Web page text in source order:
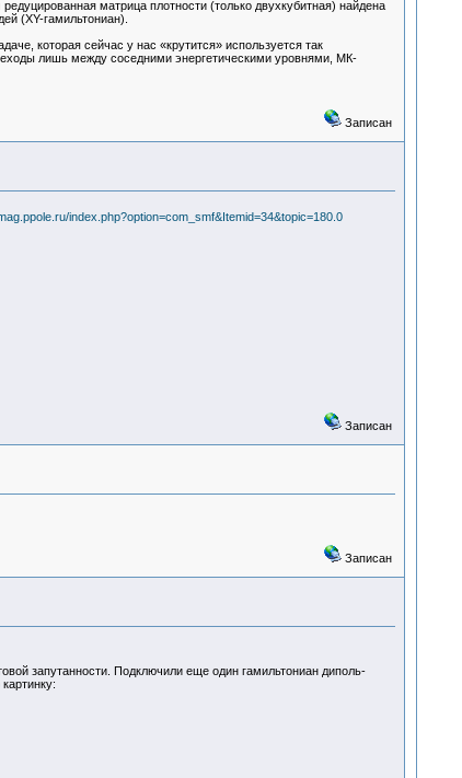
матрица плотности (только двухкубитная) найдена
(XY-гамильтониан).
которая сейчас у нас «крутится» используется так
лишь между соседними энергетическими уровнями, МК-
Записан
index.php?option=com_smf&Itemid=34&topic=180.0
Записан
Записан
запутанности. Подключили еще один гамильтониан диполь-